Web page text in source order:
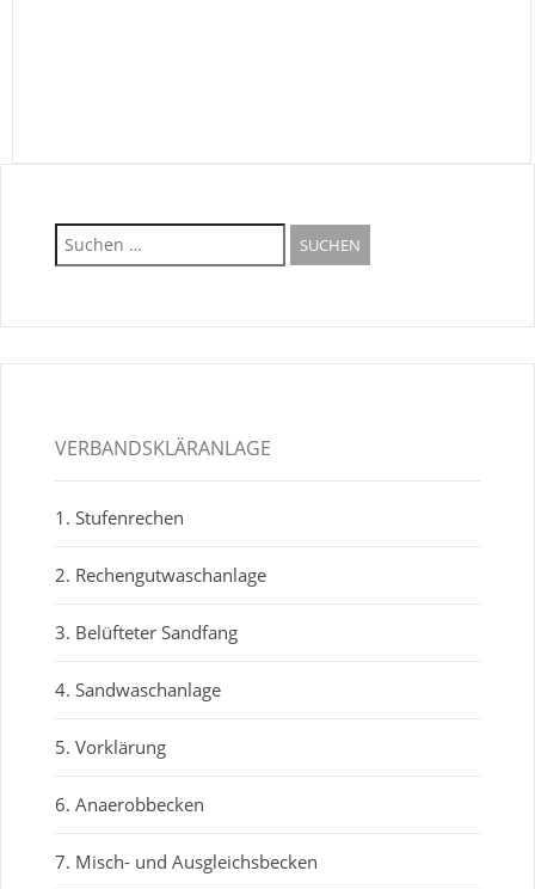
Suche
nach:
VERBANDSKLÄRANLAGE
1. Stufenrechen
2. Rechengutwaschanlage
3. Belüfteter Sandfang
4. Sandwaschanlage
5. Vorklärung
6. Anaerobbecken
7. Misch- und Ausgleichsbecken